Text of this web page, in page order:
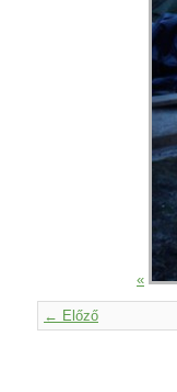
«
← Előző